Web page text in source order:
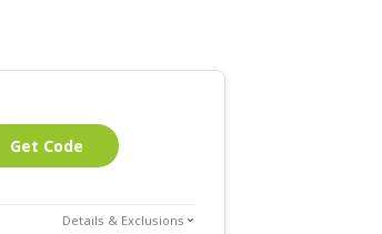
Get Code
Details & Exclusions